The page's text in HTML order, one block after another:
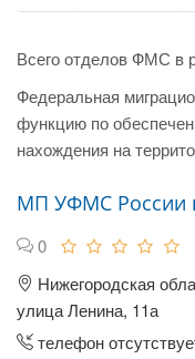
Всего отделов ФМС в
Федеральная
функцию по
нахождения на
МП УФМС России
0
Нижегородская
улица Ленина, 11а
телефон